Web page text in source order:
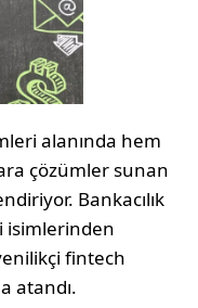
alanında hem
çözümler sunan
Bankacılık
isimlerinden
fintech
atandı.